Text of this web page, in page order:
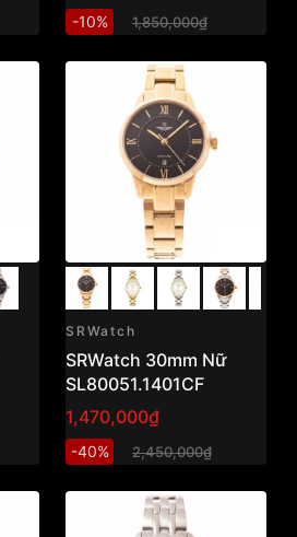
-10% 1,850,000₫
SRWatch
SRWatch 30mm Nữ
SL80051.1401CF
1,470,000₫
-40% 2,450,000₫